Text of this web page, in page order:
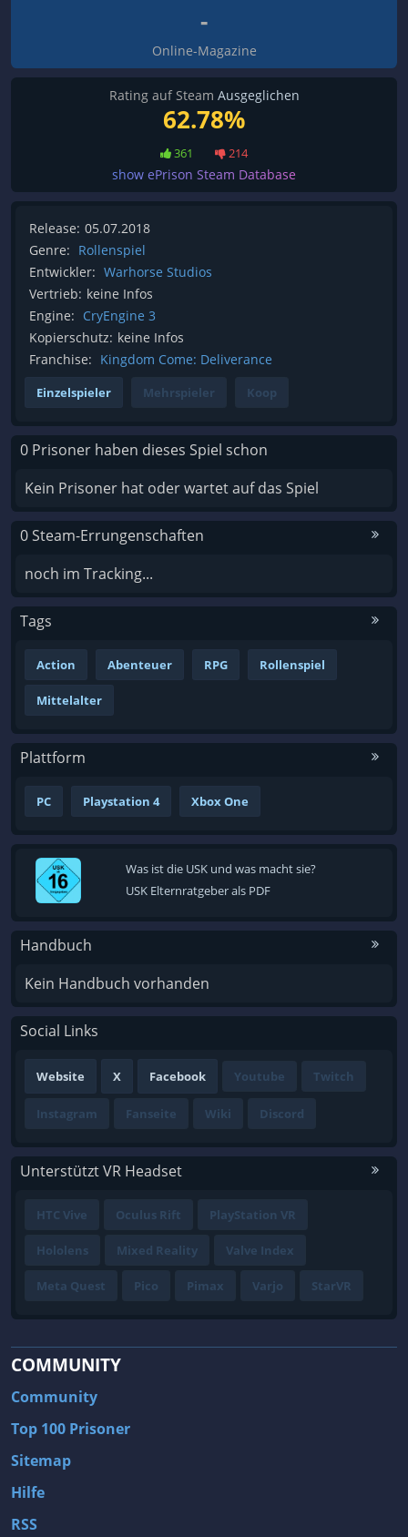
-
Online-Magazine
Rating auf Steam Ausgeglichen
62.78%
361 214
show ePrison Steam Database
Release: 05.07.2018
Genre: Rollenspiel
Entwickler: Warhorse Studios
Vertrieb: keine Infos
Engine: CryEngine 3
Kopierschutz: keine Infos
Franchise: Kingdom Come: Deliverance
Einzelspieler Mehrspieler Koop
0 Prisoner haben dieses Spiel schon
Kein Prisoner hat oder wartet auf das Spiel
0 Steam-Errungenschaften
noch im Tracking...
Tags
Action Abenteuer RPG Rollenspiel
Mittelalter
Plattform
PC Playstation 4 Xbox One
Was ist die USK und was macht sie?
USK Elternratgeber als PDF
Handbuch
Kein Handbuch vorhanden
Social Links
Website X Facebook Youtube Twitch
Instagram Fanseite Wiki Discord
Unterstützt VR Headset
HTC Vive Oculus Rift PlayStation VR
Hololens Mixed Reality Valve Index
Meta Quest Pico Pimax Varjo StarVR
COMMUNITY
Community
Top 100 Prisoner
Sitemap
Hilfe
RSS